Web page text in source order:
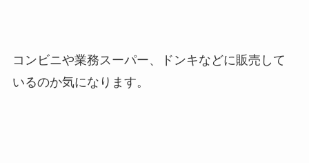
コンビニや業務スーパー、ドンキなどに販売して
いるのか気になります。